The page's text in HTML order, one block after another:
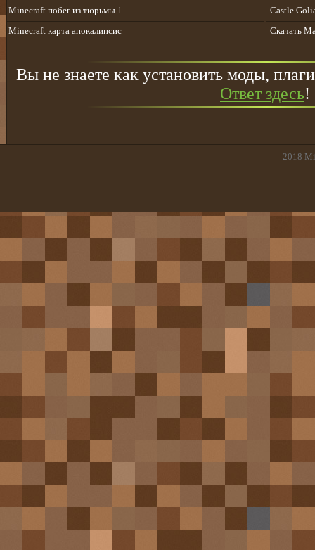
Minecraft побег из тюрьмы 1
Castle
Minecraft карта апокалипсис
Скачать
Вы не знаете как установить моды,
Ответ здесь!
2018